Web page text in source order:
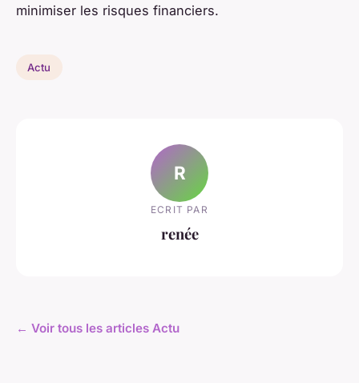
minimiser les risques financiers.
Actu
R
ECRIT PAR
renée
← Voir tous les articles Actu